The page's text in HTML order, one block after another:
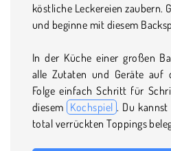
köstliche Leckereien zaubern.
und beginne mit diesem
In der Küche einer großen
alle Zutaten und Geräte auf
Folge einfach Schritt für
diesem Kochspiel . Du
total verrückten Toppings